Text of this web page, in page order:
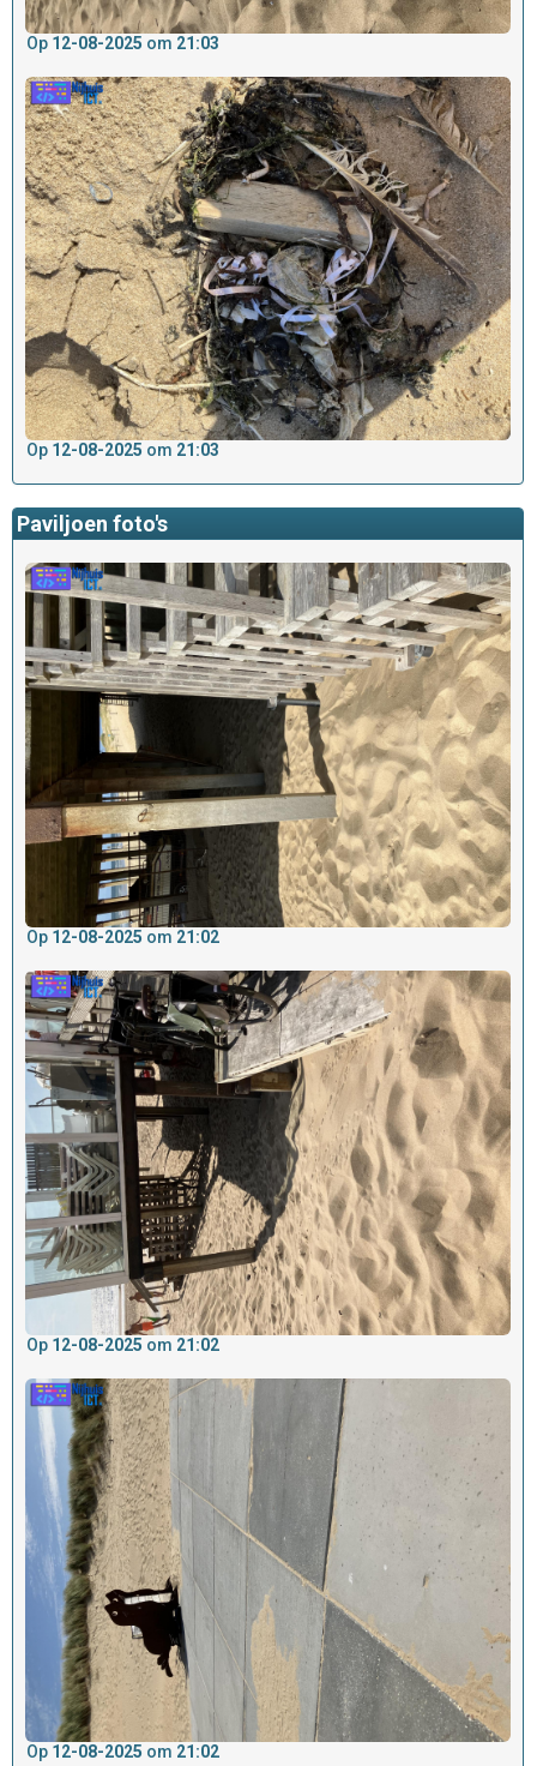
Op 12-08-2025 om 21:03
Op 12-08-2025 om 21:03
Paviljoen foto's
Op 12-08-2025 om 21:02
Op 12-08-2025 om 21:02
Op 12-08-2025 om 21:02